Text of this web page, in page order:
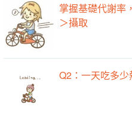
掌握基礎代謝率
＞攝取
Q2：一天吃多少